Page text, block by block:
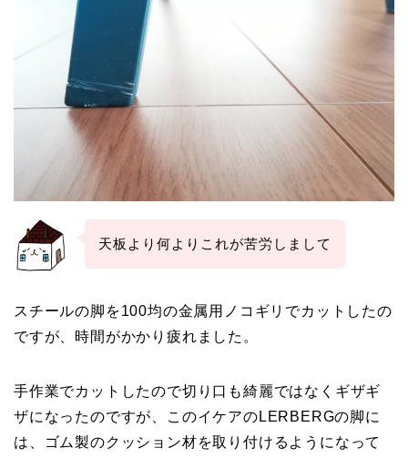
天板より何よりこれが苦労しまして
スチールの脚を100均の金属用ノコギリでカットしたの
ですが、時間がかかり疲れました。
手作業でカットしたので切り口も綺麗ではなくギザギ
ザになったのですが、このイケアのLERBERGの脚に
は、ゴム製のクッション材を取り付けるようになって